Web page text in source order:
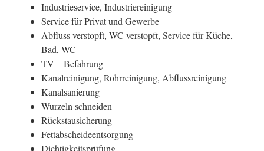
Industrieservice, Industriereinigung
Service für Privat und Gewerbe
Abfluss verstopft, WC verstopft, Service für Küche,
Bad, WC
TV – Befahrung
Kanalreinigung, Rohrreinigung, Abflussreinigung
Kanalsanierung
Wurzeln schneiden
Rückstausicherung
Fettabscheideentsorgung
Dichtigkeitsprüfung